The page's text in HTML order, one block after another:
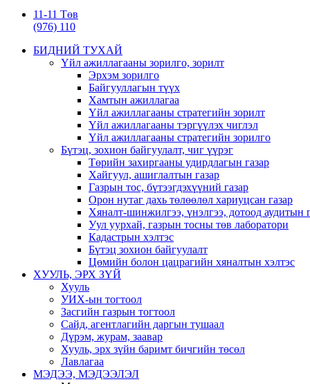
11-11 Төв
(976) 110
БИДНИЙ ТУХАЙ
Үйл ажиллагааны зорилго, зорилт
Эрхэм зорилго
Байгууллагын түүх
Хамтын ажиллагаа
Үйл ажиллагааны стратегийн зорилт
Үйл ажиллагааны тэргүүлэх чиглэл
Үйл ажиллагааны стратегийн зорилго
Бүтэц, зохион байгуулалт, чиг үүрэг
Төрийн захиргааны удирдлагын газар
Хайгуул, ашиглалтын газар
Газрын тос, бүтээгдэхүүний газар
Орон нутаг дахь төлөөлөл хариуцсан газар
Хяналт-шинжилгээ, үнэлгээ, дотоод аудитын
Уул уурхай, газрын тосны төв лаборатори
Кадастрын хэлтэс
Бүтэц зохион байгуулалт
Цөмийн болон цацрагийн хяналтын хэлтэс
ХУУЛЬ, ЭРХ ЗҮЙ
Хууль
УИХ-ын тогтоол
Засгийн газрын тогтоол
Сайд, агентлагийн даргын тушаал
Дүрэм, журам, заавар
Хууль, эрх зүйн баримт бичгийн төсөл
Лавлагаа
МЭДЭЭ, МЭДЭЭЛЭЛ